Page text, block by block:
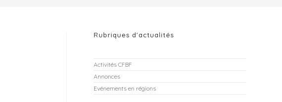
Rubriques d'actualités
Activités CFBF
Annonces
Evénements en régions